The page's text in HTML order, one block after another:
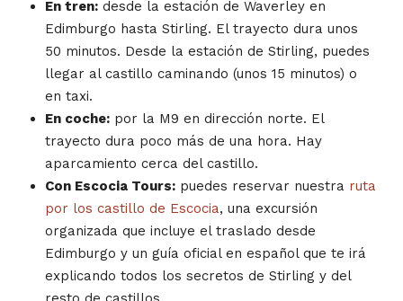
En tren: desde la estación de Waverley en
Edimburgo hasta Stirling. El trayecto dura unos
50 minutos. Desde la estación de Stirling, puedes
llegar al castillo caminando (unos 15 minutos) o
en taxi.
En coche: por la M9 en dirección norte. El
trayecto dura poco más de una hora. Hay
aparcamiento cerca del castillo.
Con Escocia Tours: puedes reservar nuestra ruta
por los castillo de Escocia, una excursión
organizada que incluye el traslado desde
Edimburgo y un guía oficial en español que te irá
explicando todos los secretos de Stirling y del